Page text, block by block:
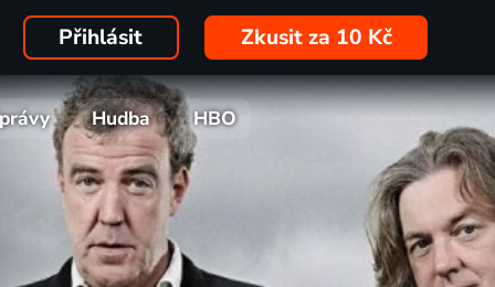
Přihlásit Zkusit za 10 Kč
Hudba HBO